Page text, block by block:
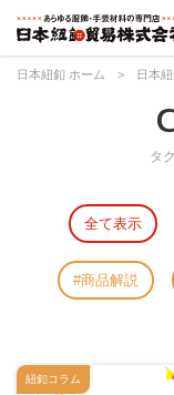
日本紐釦 ホーム > 日本
タ
全て表示
商品解説
紐釦コラム